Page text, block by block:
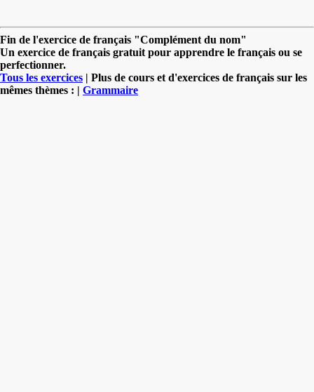
Fin de l'exercice de français "Complément du nom"
Un exercice de français gratuit pour apprendre le français ou se
perfectionner.
Tous les exercices | Plus de cours et d'exercices de français sur les
mêmes thèmes : | Grammaire